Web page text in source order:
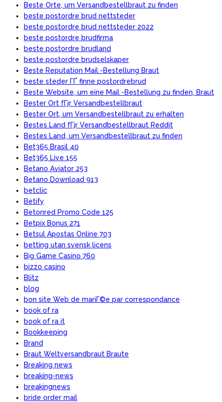
Beste Orte, um Versandbestellbraut zu finden
beste postordre brud nettsteder
beste postordre brud nettsteder 2022
beste postordre brudfirma
beste postordre brudland
beste postordre brudselskaper
Beste Reputation Mail -Bestellung Braut
beste steder ГҐ finne postordrebrud
Beste Website, um eine Mail -Bestellung zu finden, Braut
Bester Ort fГјr Versandbestellbraut
Bester Ort, um Versandbestellbraut zu erhalten
Bestes Land fГјr Versandbestellbraut Reddit
Bestes Land, um Versandbestellbraut zu finden
Bet365 Brasil 40
Bet365 Live 155
Betano Aviator 253
Betano Download 913
betclic
Betify
Betonred Promo Code 125
Betpix Bonus 271
Betsul Apostas Online 703
betting utan svensk licens
Big Game Casino 760
bizzo casino
Blitz
blog
bon site Web de mariГ©e par correspondance
book of ra
book of ra it
Bookkeeping
Brand
Braut Weltversandbraut Braute
Breaking news
breaking-news
breakingnews
bride order mail